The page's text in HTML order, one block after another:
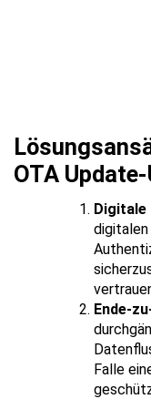
OTA
Digitale
Ende-
Falle